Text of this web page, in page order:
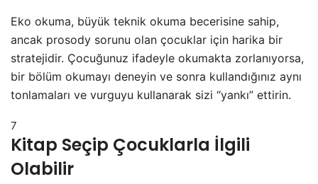
Eko okuma, büyük teknik okuma becerisine sahip,
ancak prosody sorunu olan çocuklar için harika bir
stratejidir. Çocuğunuz ifadeyle okumakta zorlanıyorsa,
bir bölüm okumayı deneyin ve sonra kullandığınız aynı
tonlamaları ve vurguyu kullanarak sizi “yankı” ettirin.
7
Kitap Seçip Çocuklarla İlgili
Olabilir